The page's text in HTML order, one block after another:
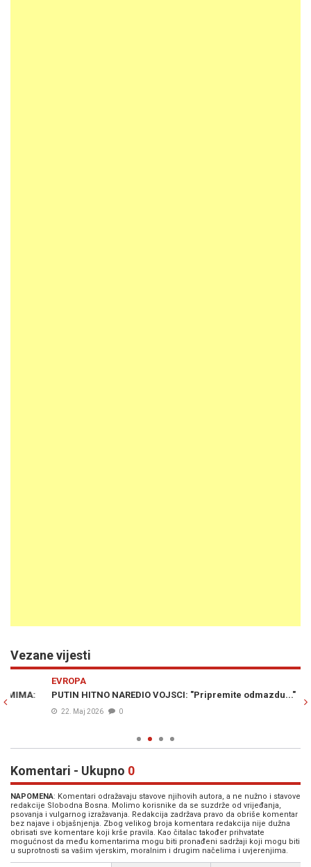
Vezane vijesti
PUTIN HITNO NAREDIO VOJSCI: "Pripremite odmazdu..."
22. Maj 2026 0
Komentari - Ukupno 0
NAPOMENA: Komentari odražavaju stavove njihovih autora, a ne nužno i stavove
redakcije Slobodna Bosna. Molimo korisnike da se suzdrže od vrijeđanja,
psovanja i vulgarnog izražavanja. Redakcija zadržava pravo da obriše komentar
bez najave i objašnjenja. Zbog velikog broja komentara redakcija nije dužna
obrisati sve komentare koji krše pravila. Kao čitalac također prihvatate
mogućnost da među komentarima mogu biti pronađeni sadržaji koji mogu biti
u suprotnosti sa vašim vjerskim, moralnim i drugim načelima i uvjerenjima.